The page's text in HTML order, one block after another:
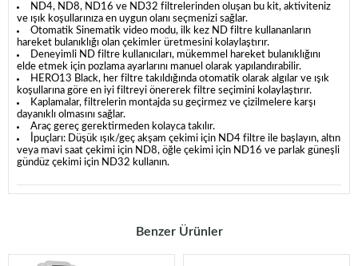
ND4, ND8, ND16 ve ND32 filtrelerinden oluşan bu kit, aktiviteniz
ve ışık koşullarınıza en uygun olanı seçmenizi sağlar.
Otomatik Sinematik video modu, ilk kez ND filtre kullananların
hareket bulanıklığı olan çekimler üretmesini kolaylaştırır.
Deneyimli ND filtre kullanıcıları, mükemmel hareket bulanıklığını
elde etmek için pozlama ayarlarını manuel olarak yapılandırabilir.
HERO13 Black, her filtre takıldığında otomatik olarak algılar ve ışık
koşullarına göre en iyi filtreyi önererek filtre seçimini kolaylaştırır.
Kaplamalar, filtrelerin montajda su geçirmez ve çizilmelere karşı
dayanıklı olmasını sağlar.
Araç gereç gerektirmeden kolayca takılır.
İpuçları: Düşük ışık/geç akşam çekimi için ND4 filtre ile başlayın, altın
veya mavi saat çekimi için ND8, öğle çekimi için ND16 ve parlak güneşli
gündüz çekimi için ND32 kullanın.
Benzer Ürünler